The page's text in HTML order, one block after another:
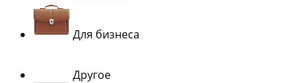
Для бизнеса
Другое